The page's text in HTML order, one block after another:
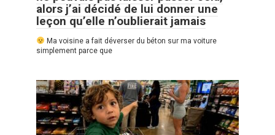
alors j’ai décidé de lui donner une
leçon qu’elle n’oublierait jamais
Ma voisine a fait déverser du béton sur ma voiture
simplement parce que